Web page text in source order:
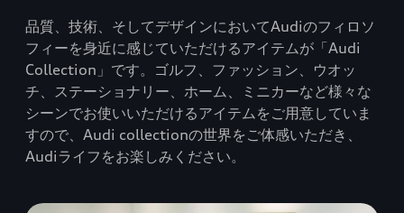
品質、技術、そしてデザインにおいてAudiのフィロソ
フィーを身近に感じていただけるアイテムが「Audi
Collection」です。ゴルフ、ファッション、ウオッ
チ、ステーショナリー、ホーム、ミニカーなど様々な
シーンでお使いいただけるアイテムをご用意していま
すので、Audi collectionの世界をご体感いただき、
Audiライフをお楽しみください。